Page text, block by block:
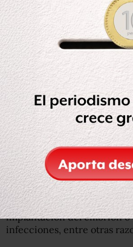
La fiscalía salvadoreña
matar a su hija.
Según sus abogados, lo que
menstruación pueden
patológicos, que se
implantación del embrión
infecciones, entre otras